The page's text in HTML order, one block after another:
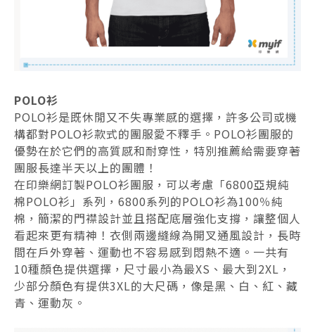
POLO衫
POLO衫是既休閒又不失專業感的選擇，許多公司或機
構都對POLO衫款式的團服愛不釋手。POLO衫團服的
優勢在於它們的高質感和耐穿性，特別推薦給需要穿著
團服長達半天以上的團體！
在印樂網訂製POLO衫團服，可以考慮「6800亞規純
棉POLO衫」系列，6800系列的POLO衫為100％純
棉，簡潔的門襟設計並且搭配底層強化支撐，讓整個人
看起來更有精神！衣側兩邊縫線為開叉通風設計，長時
間在戶外穿著、運動也不容易感到悶熱不適。一共有
10種顏色提供選擇，尺寸最小為最XS、最大到2XL，
少部分顏色有提供3XL的大尺碼，像是黑、白、紅、藏
青、運動灰。